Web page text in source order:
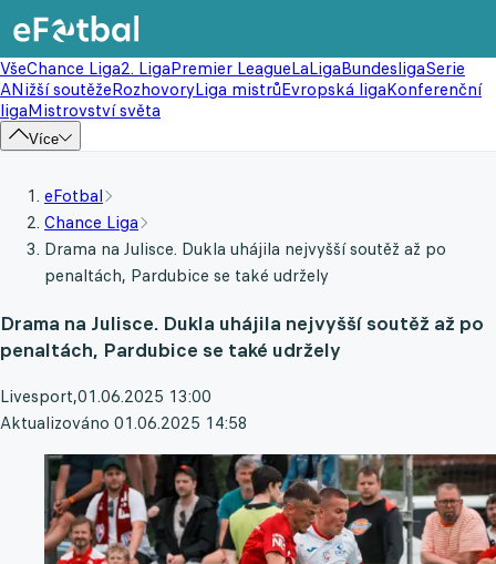
VšeChance Liga2. LigaPremier LeagueLaLigaBundesligaSerie
ANižší soutěžeRozhovoryLiga mistrůEvropská ligaKonferenční
ligaMistrovství světa
Více
eFotbal
Chance Liga
Drama na Julisce. Dukla uhájila nejvyšší soutěž až po
penaltách, Pardubice se také udržely
Drama na Julisce. Dukla uhájila nejvyšší soutěž až po
penaltách, Pardubice se také udržely
Livesport,01.06.2025 13:00
Aktualizováno 01.06.2025 14:58